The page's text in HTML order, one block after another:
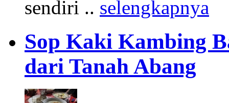
sendiri .. selengkapnya
Sop Kaki Kambing
dari Tanah Abang